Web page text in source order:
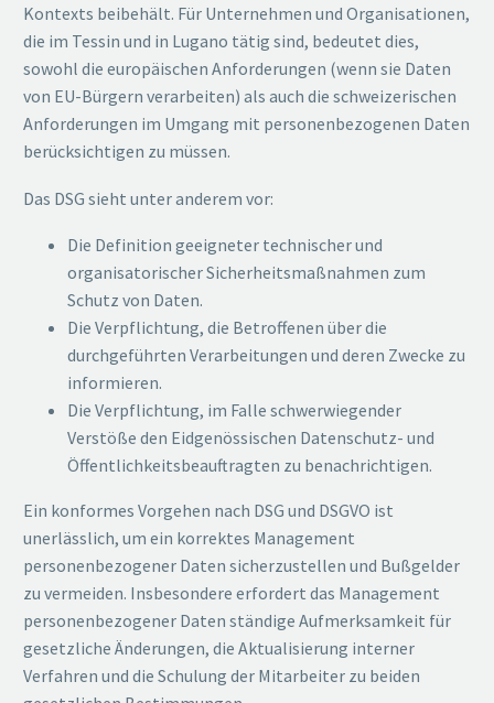
Kontexts beibehält. Für Unternehmen und Organisationen,
die im Tessin und in Lugano tätig sind, bedeutet dies,
sowohl die europäischen Anforderungen (wenn sie Daten
von EU-Bürgern verarbeiten) als auch die schweizerischen
Anforderungen im Umgang mit personenbezogenen Daten
berücksichtigen zu müssen.
Das DSG sieht unter anderem vor:
Die Definition geeigneter technischer und
organisatorischer Sicherheitsmaßnahmen zum
Schutz von Daten.
Die Verpflichtung, die Betroffenen über die
durchgeführten Verarbeitungen und deren Zwecke zu
informieren.
Die Verpflichtung, im Falle schwerwiegender
Verstöße den Eidgenössischen Datenschutz- und
Öffentlichkeitsbeauftragten zu benachrichtigen.
Ein konformes Vorgehen nach DSG und DSGVO ist
unerlässlich, um ein korrektes Management
personenbezogener Daten sicherzustellen und Bußgelder
zu vermeiden. Insbesondere erfordert das Management
personenbezogener Daten ständige Aufmerksamkeit für
gesetzliche Änderungen, die Aktualisierung interner
Verfahren und die Schulung der Mitarbeiter zu beiden